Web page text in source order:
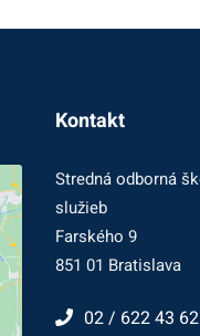
Kontakt
Stredná odborná
služieb
Farského 9
851 01 Bratislava
02 / 622 43